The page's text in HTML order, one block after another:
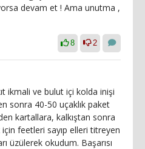
devam et ! Ama unutma ,
8 2
ikmali ve bulut içi kolda inişi
sonra 40-50 uçaklık paket
kartallara, kalkıştan sonra
feetleri sayıp elleri titreyen
üzülerek okudum. Başarısı